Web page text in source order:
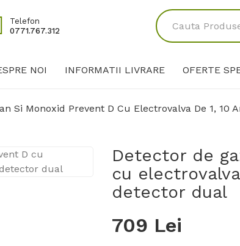
Telefon
0771.767.312
NOI INFORMATII LIVRARE OFERTE
Si Monoxid Prevent D Cu Electrovalva De 1, 10
Detector de
cu
detector dual
709 Lei